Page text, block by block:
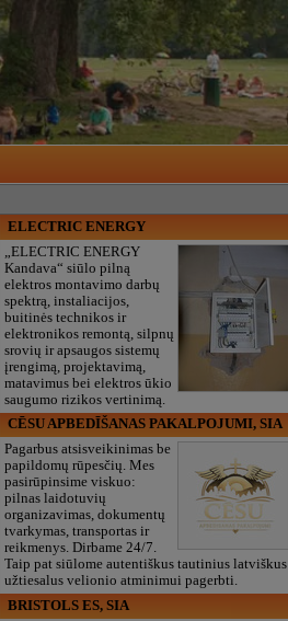
ELECTRIC ENERGY
„ELECTRIC ENERGY
Kandava“ siūlo pilną
elektros montavimo darbų
spektrą, instaliacijos,
buitinės technikos ir
elektronikos remontą, silpnų
srovių ir apsaugos sistemų
įrengimą, projektavimą,
matavimus bei elektros ūkio
saugumo rizikos vertinimą.
CĒSU APBEDĪŠANAS PAKALPOJUMI, SIA
Pagarbus atsisveikinimas be
papildomų rūpesčių. Mes
pasirūpinsime viskuo:
pilnas laidotuvių
organizavimas, dokumentų
tvarkymas, transportas ir
reikmenys. Dirbame 24/7.
Taip pat siūlome autentiškus tautinius latviškus
užtiesalus velionio atminimui pagerbti.
BRISTOLS ES, SIA